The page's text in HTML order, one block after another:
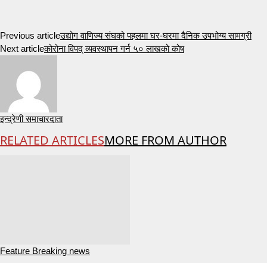
Previous articleउद्योग वाणिज्य संघको पहलमा घर-घरमा दैनिक उपभोग्य सामग्री
Next articleकोरोना विपद् व्यवस्थापन गर्न ५० लाखको कोष
इन्द्रेणी समाचारदाता
RELATED ARTICLESMORE FROM AUTHOR
Feature Breaking news